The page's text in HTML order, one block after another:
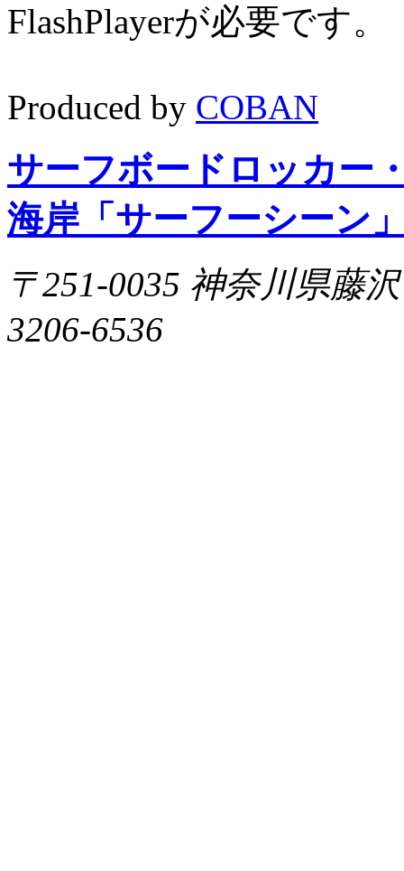
FlashPlayerが必要です
Produced by COBAN
サーフボードロッカー
海岸「サーフーシーン
〒251-0035 神奈川県藤
3206-6536